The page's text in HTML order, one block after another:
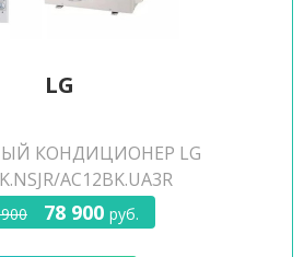
LG
КОНДИЦИОНЕР LG
AC12BK.UA3R
78 900 руб.